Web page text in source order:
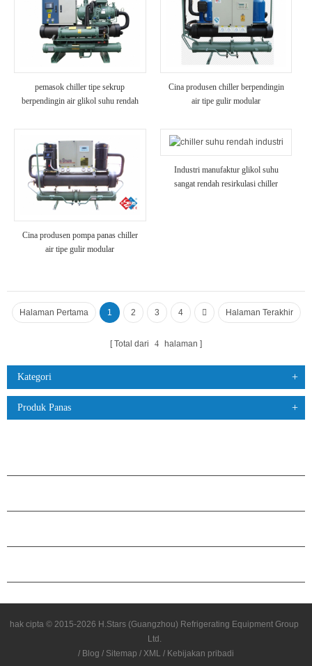
pemasok chiller tipe sekrup
berpendingin air glikol suhu rendah
Cina produsen chiller berpendingin
air tipe gulir modular
Cina produsen pompa panas chiller
air tipe gulir modular
Industri manufaktur glikol suhu
sangat rendah resirkulasi chiller
Halaman Pertama 1 2 3 4 Halaman Terakhir
Total dari 4 halaman
Kategori
Produk Panas
hak cipta © 2015-2026 H.Stars (Guangzhou) Refrigerating Equipment Group
Ltd.
/ Blog / Sitemap / XML / Kebijakan pribadi